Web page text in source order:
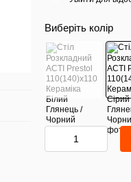
Виберіть колір